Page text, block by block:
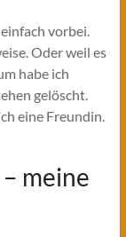
vorbei.
Oder weil es
habe ich
gelöscht.
eine Freundin.
meine